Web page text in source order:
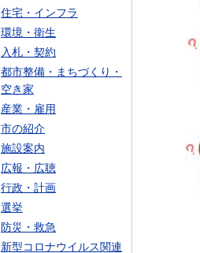
住宅・インフラ
環境・衛生
入札・契約
都市整備・まちづくり・
空き家
産業・雇用
市の紹介
施設案内
広報・広聴
行政・計画
選挙
防災・救急
新型コロナウイルス関連